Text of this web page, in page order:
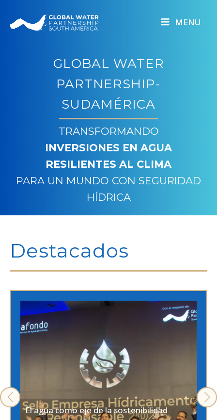
content
MENU
GLOBAL WATER
PARTNERSHIP-
SUDAMÉRICA
TRANSFORMANDO
INVERSIONES EN AGUA
RESILIENTES AL CLIMA
PARA UN MUNDO CON SEGURIDAD
HÍDRICA
Destacados
El agua como eje de la sostenibilidad